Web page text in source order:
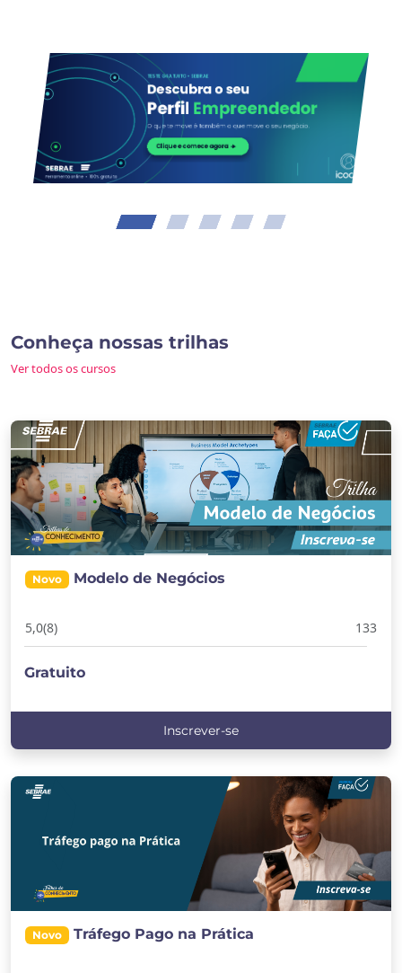
Conheça nossas trilhas
Ver todos os cursos
Novo Modelo de Negócios
5,0(8) 133
Gratuito
Inscrever-se
Novo Tráfego Pago na Prática